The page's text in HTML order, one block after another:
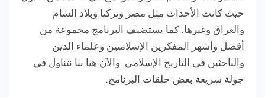
حيث كانت الأحداث مثل مصر وتركيا وبلاد الشام
والعراق وغيرها. كما يستضيف البرنامج مجموعة من
أفضل وأشهر المفكرين الإسلاميين وعلماء الدين
والباحثين في التاريخ الإسلامي. والآن هيا بنا نتناول في
جولة سريعة بعض حلقات البرنامج.